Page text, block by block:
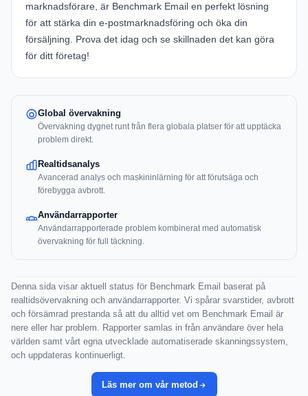
marknadsförare, är Benchmark Email en perfekt lösning
för att stärka din e-postmarknadsföring och öka din
försäljning. Prova det idag och se skillnaden det kan göra
för ditt företag!
Global övervakning
Övervakning dygnet runt från flera globala platser för att upptäcka
problem direkt.
Realtidsanalys
Avancerad analys och maskininlärning för att förutsäga och
förebygga avbrott.
Användarrapporter
Användarrapporterade problem kombinerat med automatisk
övervakning för full täckning.
Denna sida visar aktuell status för Benchmark Email baserat på
realtidsövervakning och användarrapporter. Vi spårar svarstider, avbrott
och försämrad prestanda så att du alltid vet om Benchmark Email är
nere eller har problem. Rapporter samlas in från användare över hela
världen samt vårt egna utvecklade automatiserade skanningssystem,
och uppdateras kontinuerligt.
Läs mer om vår metod